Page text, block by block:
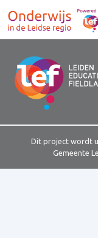
Dit project wordt
Gemeente